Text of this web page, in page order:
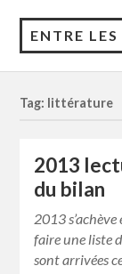
ENTRE
Tag: littérature
2013
du bilan
2013
faire une liste
sont arrivées